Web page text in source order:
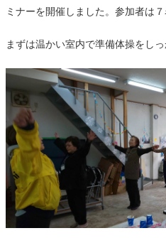
ミナーを開催しました。参加者は
まずは温かい室内で準備体操をし